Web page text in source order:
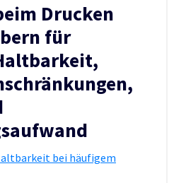
Drucken
für
bei häufigem